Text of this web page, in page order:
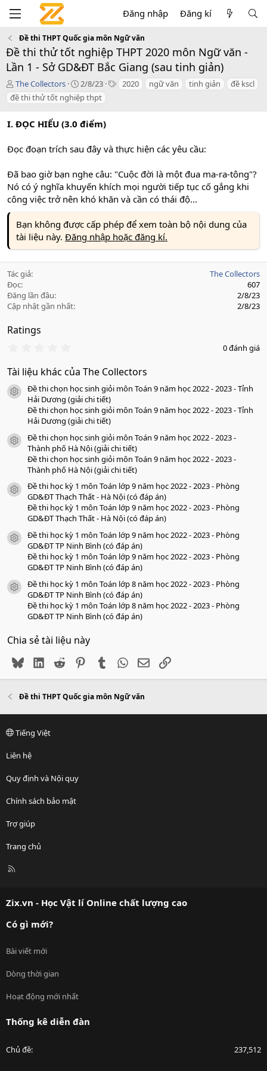
Đăng nhập Đăng kí
Đề thi THPT Quốc gia môn Ngữ văn
Đề thi thử tốt nghiệp THPT 2020 môn Ngữ văn -
Lần 1 - Sở GD&ĐT Bắc Giang (sau tinh giản)
T
á
c
i
The Collectors
C
r
e
t
o
d
a
t
e
2/8/23
T 2020 ngữ văn tinh giản
đề kscl
đề thi thử tốt nghiệp thpt
I. ĐỌC HIỂU (3.0 điểm)
Đọc đoạn trích sau đây và thực hiện các yêu cầu:
Đã bao giờ bạn nghe câu: "Cuộc đời là một đua ma-ra-tông"?
Nó có ý nghĩa khuyến khích mọi người tiếp tục cố gắng khi
công việc trở nên khó khăn và cần có thái độ...
Bạn không được cấp phép để xem toàn bộ nội dung của
tài liệu này. Đăng nhập hoặc đăng kí.
Tác giả
The Collectors
Đọc
607
Đăng lần đầu
2/8/23
Cập nhật gần nhất
2/8/23
Ratings
0
0
a
o
0 đánh giá
Tài liệu khác của The Collectors
icon tài liệu
Đề thi chọn học sinh giỏi môn Toán 9 năm học 2022 - 2023 - Tỉnh
Hải Dương (giải chi tiết)
Đề thi chọn học sinh giỏi môn Toán 9 năm học 2022 - 2023 - Tỉnh
Hải Dương (giải chi tiết)
icon tài liệu
Đề thi chọn học sinh giỏi môn Toán 9 năm học 2022 - 2023 -
Thành phố Hà Nội (giải chi tiết)
Đề thi chọn học sinh giỏi môn Toán 9 năm học 2022 - 2023 -
Thành phố Hà Nội (giải chi tiết)
icon tài liệu
Đề thi học kỳ 1 môn Toán lớp 9 năm học 2022 - 2023 - Phòng
GD&ĐT Thạch Thất - Hà Nội (có đáp án)
Đề thi học kỳ 1 môn Toán lớp 9 năm học 2022 - 2023 - Phòng
GD&ĐT Thạch Thất - Hà Nội (có đáp án)
icon tài liệu
Đề thi học kỳ 1 môn Toán lớp 9 năm học 2022 - 2023 - Phòng
GD&ĐT TP Ninh Bình (có đáp án)
Đề thi học kỳ 1 môn Toán lớp 9 năm học 2022 - 2023 - Phòng
GD&ĐT TP Ninh Bình (có đáp án)
icon tài liệu
Đề thi học kỳ 1 môn Toán lớp 8 năm học 2022 - 2023 - Phòng
GD&ĐT TP Ninh Bình (có đáp án)
Đề thi học kỳ 1 môn Toán lớp 8 năm học 2022 - 2023 - Phòng
GD&ĐT TP Ninh Bình (có đáp án)
Chia sẻ tài liệu này
BlueskyLinkedIn
Reddit PinterestTumblr WhatsApp
EmailLink
Đề thi THPT Quốc gia môn Ngữ văn
Tiếng Việt
Liên hệ
Quy định và Nội quy
Chính sách bảo mật
Trợ giúp
Trang chủ
R
Zix.vn - Học Vật lí Online chất lượng cao
Có gì mới?
Bài viết mới
Dòng thời gian
Hoạt động mới nhất
Thống kê diễn đàn
Chủ đề 237,512